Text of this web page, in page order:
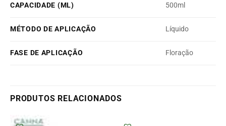
CAPACIDADE (ML) 500ml
MÉTODO DE APLICAÇÃO Líquido
FASE DE APLICAÇÃO Floração
PRODUTOS RELACIONADOS